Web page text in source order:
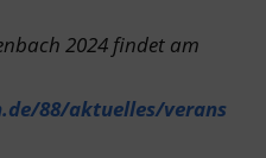
2024 findet am
88/aktuelles/verans